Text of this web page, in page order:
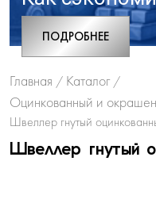
ПОДРОБНЕЕ
Главная / Каталог /
Оцинкованный и
Швеллер гнутый
Швеллер гнутый